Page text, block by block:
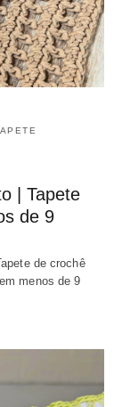
| Tapete
de 9
de crochê
menos de 9